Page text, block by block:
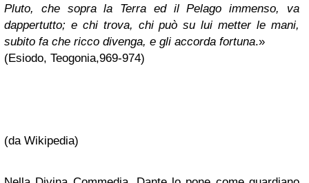
Pluto, che sopra la Terra ed il Pelago immenso, va
dappertutto; e chi trova, chi può su lui metter le mani,
subito fa che ricco divenga, e gli accorda fortuna.»
(Esiodo, Teogonia,969-974)
(da Wikipedia)